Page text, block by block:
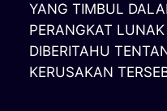
YANG TIMBUL
PERANGKAT
DIBERITAHU
KERUSAKAN